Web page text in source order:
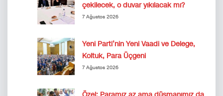
çekilecek, o duvar yıkılacak mı?
7 Ağustos 2026
Yeni Parti’nin Yeni Vaadi ve Delege,
Koltuk, Para Üçgeni
7 Ağustos 2026